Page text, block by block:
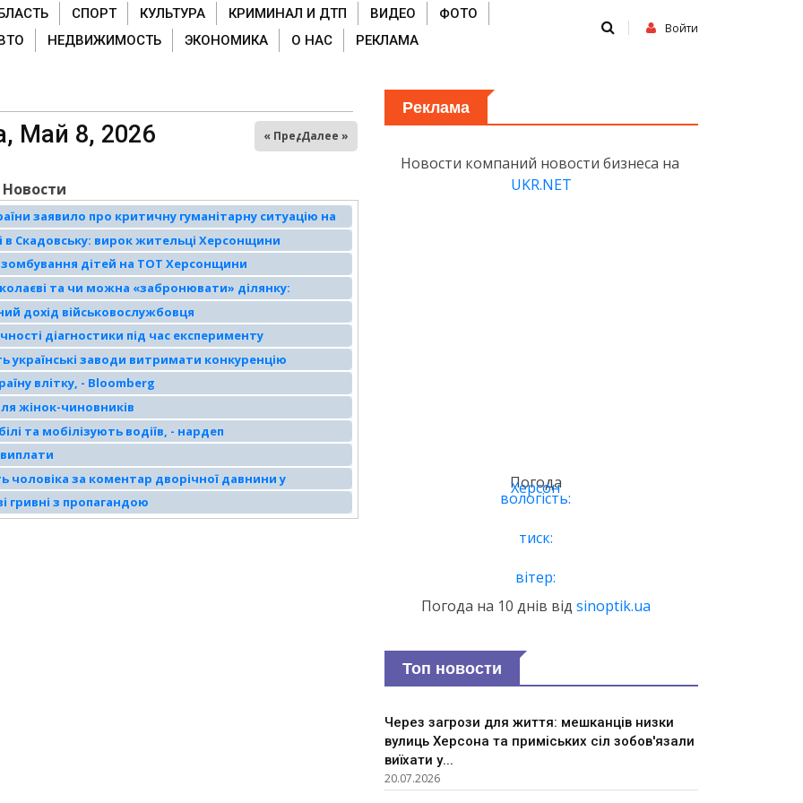
СПОРТ КУЛЬТУРА КРИМИНАЛ И ДТП ВИДЕО
ФОТО
НЕДВИЖИМОСТЬ ЭКОНОМИКА О НАС РЕКЛАМА
Войти
Май 8, 2026 « ПредДалее »
Новости
заявило про критичну гуманітарну ситуацію на
Скадовську: вирок жительці Херсонщини
дітей на ТОТ Херсонщини
та чи можна «забронювати» ділянку:
дохід військовослужбовця
діагностики під час експерименту
українські заводи витримати конкуренцію
влітку, - Bloomberg
жінок-чиновників
та мобілізують водіїв, - нардеп
виплати
чоловіка за коментар дворічної давнини у
гривні з пропагандою
Реклама
Новости компаний новости бизнеса на
UKR.NET
Погода
Херсон
вологість:
тиск:
вітер:
Погода на 10 днів від sinoptik.ua
Топ новости
Через загрози для життя: мешканців низки
вулиць Херсона та приміських сіл зобов'язали
виїхати у...
20.07.2026